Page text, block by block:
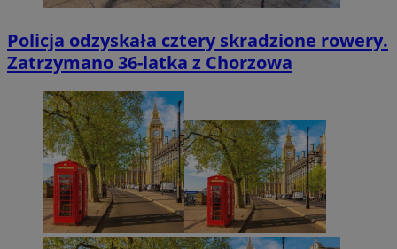
Policja odzyskała cztery skradzione rowery.
Zatrzymano 36-latka z Chorzowa